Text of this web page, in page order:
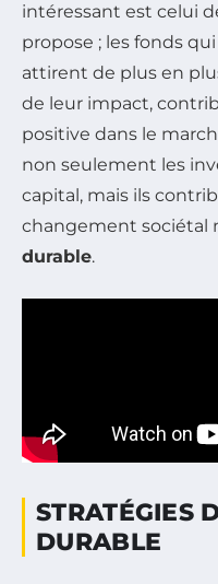
intéressant est celui
propose ; les fonds
attirent de plus en
de leur impact,
positive dans le
non seulement les
capital, mais ils
changement sociétal
durable.
STRATÉGIES
DURABLE